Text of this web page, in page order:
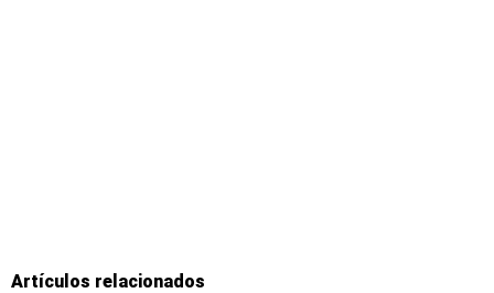
Artículos relacionados